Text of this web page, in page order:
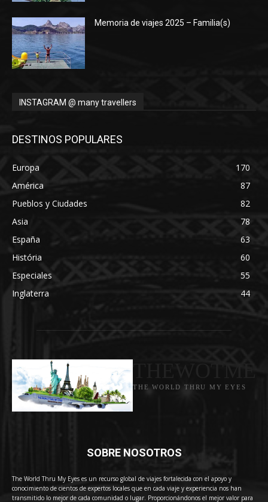
Memoria de viajes 2025 – Familia(s)
INSTAGRAM @ many travellers
DESTINOS POPULARES
Europa
170
América
87
Pueblos y Ciudades
82
Asia
78
España
63
História
60
Especiales
55
Inglaterra
44
THE WORLD THRU MY EYES
SOBRE NOSOTROS
The World Thru My Eyes es un recurso global de viajes fortalecida con el apoyo y
conocimiento de cientos de expertos locales que en cada viaje y experiencia nos han
transmitido lo mejor de cada comunidad o lugar. Proporcionándonos el mejor valor para